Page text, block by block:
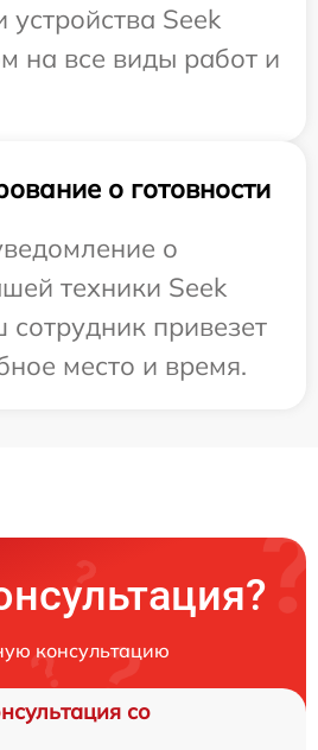
Seek
на все виды работ и
о готовности
о
техники Seek
привезет
место и время.
консультацию
со